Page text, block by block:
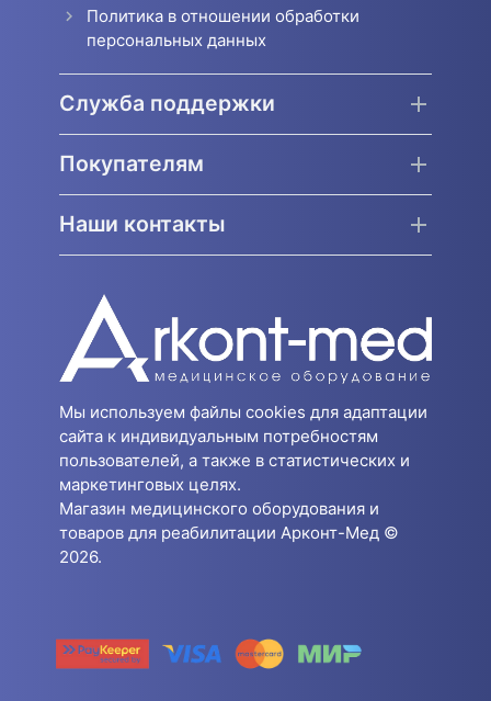
Политика в отношении обработки
персональных данных
Служба поддержки
Покупателям
Наши контакты
Мы используем файлы cookies для адаптации
сайта к индивидуальным потребностям
пользователей, а также в статистических и
маркетинговых целях.
Магазин медицинского оборудования и
товаров для реабилитации Арконт-Мед ©
2026.